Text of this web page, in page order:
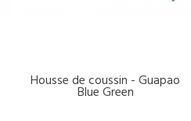
DISPONIBLE
Housse de coussin - Guapao
Blue Green